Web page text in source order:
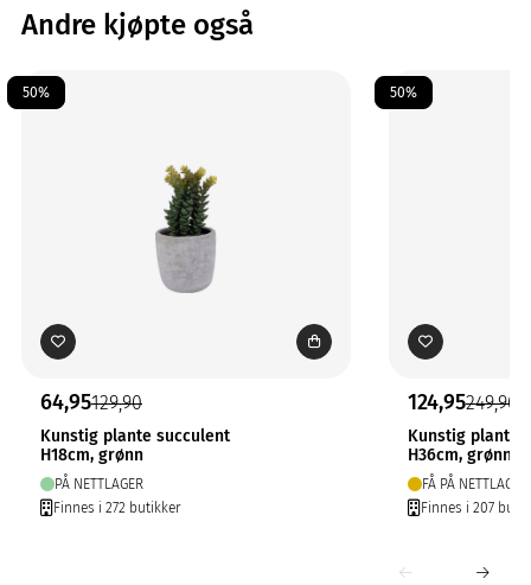
Andre kjøpte også
50%
64,95129,90
Kunstig plante succulent
H18cm, grønn
PÅ NETTLAGER
Finnes i 272 butikker
50%
124,95249,90
Kunstig plante
H36cm, grønn
FÅ PÅ NETTLAGER
Finnes i 207